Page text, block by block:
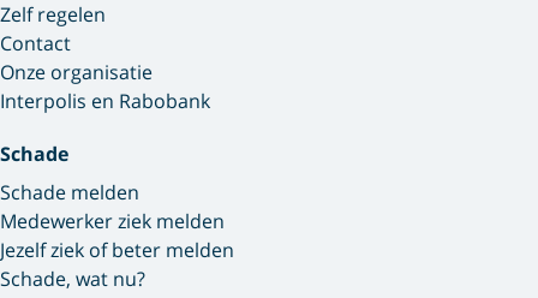
Zelf regelen
Contact
Onze organisatie
Interpolis en Rabobank
Schade
Schade melden
Medewerker ziek melden
Jezelf ziek of beter melden
Schade, wat nu?